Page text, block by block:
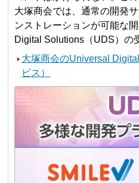
大塚商会では、通常の開発
ンストレーションが可能な
Digital Solutions（UDS）の
大塚商会のUniversal
ビス）